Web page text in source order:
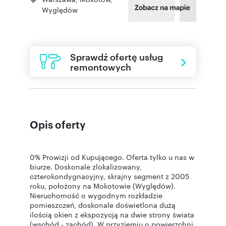
Wyględów
Sprawdź ofertę usług
remontowych
Opis oferty
0% Prowizji od Kupującego. Oferta tylko u nas w
biurze. Doskonale zlokalizowany,
czterokondygnacyjny, skrajny segment z 2005
roku, położony na Mokotowie (Wyględów).
Nieruchomość o wygodnym rozkładzie
pomieszczeń, doskonale doświetlona dużą
ilością okien z ekspozycją na dwie strony świata
(wschód - zachód). W przyziemiu o powierzchni